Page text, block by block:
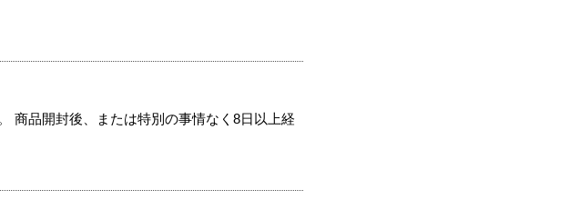
商品開封後、または特別の事情なく8日以上経